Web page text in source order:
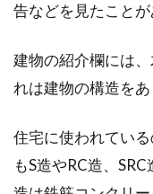
告などを見たことが
建物の紹介欄には
れは建物の構造をあ
住宅に使われてい
もS造やRC造、